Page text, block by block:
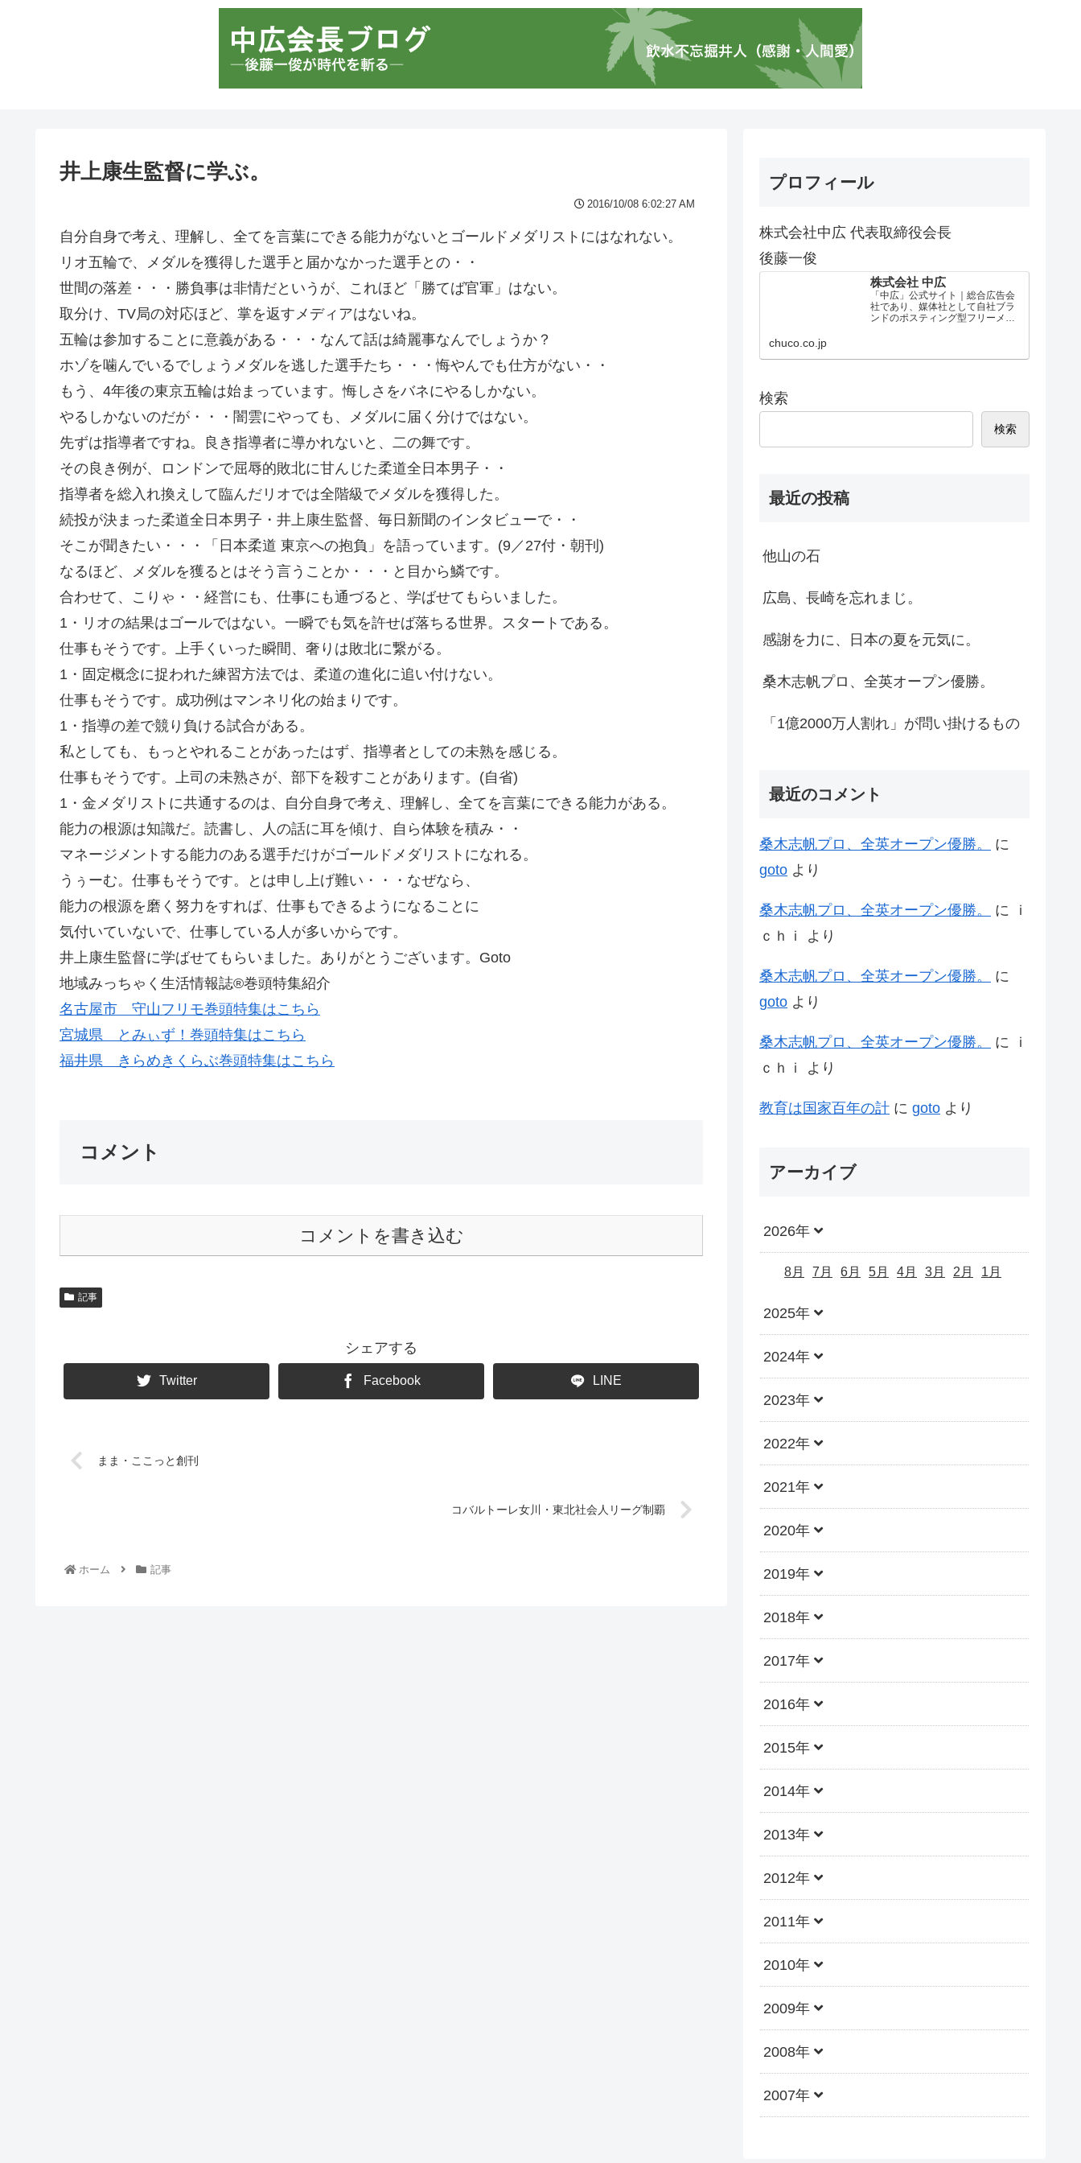
井上康生監督に学ぶ。
2016/10/08 6:02:27 AM
自分自身で考え、理解し、全てを言葉にできる能力がないとゴールドメダリストにはなれない。
リオ五輪で、メダルを獲得した選手と届かなかった選手との・・
世間の落差・・・勝負事は非情だというが、これほど「勝てば官軍」はない。
取分け、TV局の対応ほど、掌を返すメディアはないね。
五輪は参加することに意義がある・・・なんて話は綺麗事なんでしょうか？
ホゾを噛んでいるでしょうメダルを逃した選手たち・・・悔やんでも仕方がない・・
もう、4年後の東京五輪は始まっています。悔しさをバネにやるしかない。
やるしかないのだが・・・闇雲にやっても、メダルに届く分けではない。
先ずは指導者ですね。良き指導者に導かれないと、二の舞です。
その良き例が、ロンドンで屈辱的敗北に甘んじた柔道全日本男子・・
指導者を総入れ換えして臨んだリオでは全階級でメダルを獲得した。
続投が決まった柔道全日本男子・井上康生監督、毎日新聞のインタビューで・・
そこが聞きたい・・・「日本柔道 東京への抱負」を語っています。(9／27付・朝刊)
なるほど、メダルを獲るとはそう言うことか・・・と目から鱗です。
合わせて、こりゃ・・経営にも、仕事にも通づると、学ばせてもらいました。
1・リオの結果はゴールではない。一瞬でも気を許せば落ちる世界。スタートである。
仕事もそうです。上手くいった瞬間、奢りは敗北に繋がる。
1・固定概念に捉われた練習方法では、柔道の進化に追い付けない。
仕事もそうです。成功例はマンネリ化の始まりです。
1・指導の差で競り負ける試合がある。
私としても、もっとやれることがあったはず、指導者としての未熟を感じる。
仕事もそうです。上司の未熟さが、部下を殺すことがあります。(自省)
1・金メダリストに共通するのは、自分自身で考え、理解し、全てを言葉にできる能力がある。
能力の根源は知識だ。読書し、人の話に耳を傾け、自ら体験を積み・・
マネージメントする能力のある選手だけがゴールドメダリストになれる。
うぅーむ。仕事もそうです。とは申し上げ難い・・・なぜなら、
能力の根源を磨く努力をすれば、仕事もできるようになることに
気付いていないで、仕事している人が多いからです。
井上康生監督に学ばせてもらいました。ありがとうございます。Goto
地域みっちゃく生活情報誌®巻頭特集紹介
名古屋市 守山フリモ巻頭特集はこちら
宮城県 とみぃず！巻頭特集はこちら
福井県 きらめきくらぶ巻頭特集はこちら
コメント
コメントを書き込む
記事
シェアする
Twitter Facebook LINE
まま・ここっと創刊
コバルトーレ女川・東北社会人リーグ制覇
ホーム 記事
プロフィール
株式会社中広 代表取締役会長
後藤一俊
株式会社 中広
「中広」公式サイト｜総合広告会
社であり、媒体社として自社ブラ
ンドのポスティング型フリーメデ
chuco.co.jp
検索
検索
最近の投稿
他山の石
広島、長崎を忘れまじ。
感謝を力に、日本の夏を元気に。
桑木志帆プロ、全英オープン優勝。
「1億2000万人割れ」が問い掛けるもの
最近のコメント
桑木志帆プロ、全英オープン優勝。
に
goto より
桑木志帆プロ、全英オープン優勝。 に
ｉ
ｃｈｉ
より
桑木志帆プロ、全英オープン優勝。
に
goto より
桑木志帆プロ、全英オープン優勝。 に
ｉ
ｃｈｉ
より
教育は国家百年の計 に goto より
アーカイブ
2026年
8月 7月 6月 5月 4月 3月 2月 1月
2025年
2024年
2023年
2022年
2021年
2020年
2019年
2018年
2017年
2016年
2015年
2014年
2013年
2012年
2011年
2010年
2009年
2008年
2007年